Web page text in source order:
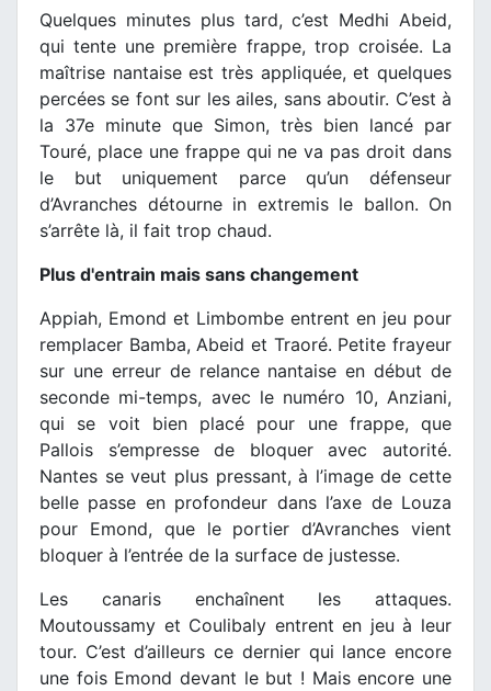
Quelques minutes plus tard, c’est Medhi Abeid,
qui tente une première frappe, trop croisée. La
maîtrise nantaise est très appliquée, et quelques
percées se font sur les ailes, sans aboutir. C’est à
la 37e minute que Simon, très bien lancé par
Touré, place une frappe qui ne va pas droit dans
le but uniquement parce qu’un défenseur
d’Avranches détourne in extremis le ballon. On
s’arrête là, il fait trop chaud.
Plus d'entrain mais sans changement
Appiah, Emond et Limbombe entrent en jeu pour
remplacer Bamba, Abeid et Traoré. Petite frayeur
sur une erreur de relance nantaise en début de
seconde mi-temps, avec le numéro 10, Anziani,
qui se voit bien placé pour une frappe, que
Pallois s’empresse de bloquer avec autorité.
Nantes se veut plus pressant, à l’image de cette
belle passe en profondeur dans l’axe de Louza
pour Emond, que le portier d’Avranches vient
bloquer à l’entrée de la surface de justesse.
Les canaris enchaînent les attaques.
Moutoussamy et Coulibaly entrent en jeu à leur
tour. C’est d’ailleurs ce dernier qui lance encore
une fois Emond devant le but ! Mais encore une